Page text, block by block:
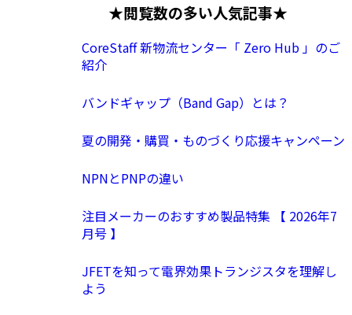
★閲覧数の多い人気記事★
CoreStaff 新物流センター「 Zero Hub 」のご
紹介
バンドギャップ（Band Gap）とは？
夏の開発・購買・ものづくり応援キャンペーン
NPNとPNPの違い
注目メーカーのおすすめ製品特集 【 2026年7
月号 】
JFETを知って電界効果トランジスタを理解し
よう